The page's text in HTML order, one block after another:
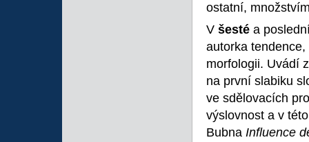
ostatní,
V šesté a
autorka
morfologii. Uvádí
na první slabiku
ve sdělovacích
výslovnost a v
Bubna Influence